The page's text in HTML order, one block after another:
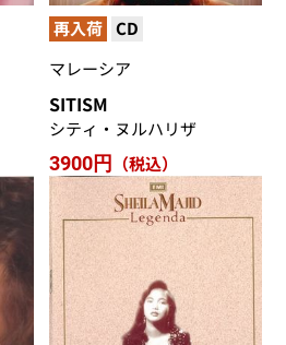
再入荷 CD
マレーシア
SITISM
シティ・ヌルハリザ
3900円 （税込）